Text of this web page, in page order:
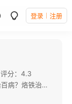
登录 注册
评分：4.3
放血能治百病？吃土也能治百病？烙铁治痔？灌肠风靡法国？……匪夷所思。医学史上多的是荒诞不经的疗法。 莫扎特、林肯、拿破仑、弗洛伊德、乔治·华盛顿……意想不到。这些名人竟都是荒诞疗法的受害者。 本书收录了人类历史上各式各样的荒诞疗法：有的诙谐，有的迷惑，有的惊悚……它们让人捧腹大笑的同时，又深感“肉疼”。不过，这些都是人类为了活下去而抓住的希望，而人类医学，也正是在荒诞中得以大步前进，发展至今。 翻开本书，看医学如何从愚昧走向科学。